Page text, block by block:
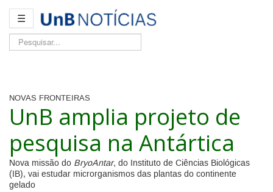
☰
Pesquisar...
NOVAS FRONTEIRAS
UnB amplia projeto de
pesquisa na Antártica
Nova missão do BryoAntar, do Instituto de Ciências Biológicas
(IB), vai estudar microrganismos das plantas do continente
gelado